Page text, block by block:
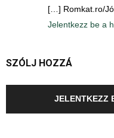
[…] Romkat.ro/
Jelentkezz be a
SZÓLJ HOZZÁ
JELENTKEZZ